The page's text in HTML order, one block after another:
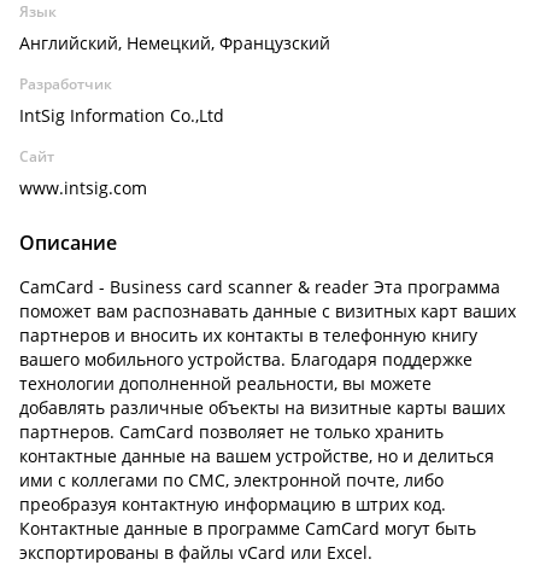
Язык
Английский, Немецкий, Французский
Разработчик
IntSig Information Co.,Ltd
Сайт
www.intsig.com
Описание
CamCard - Business card scanner & reader Эта программа
поможет вам распознавать данные с визитных карт ваших
партнеров и вносить их контакты в телефонную книгу
вашего мобильного устройства. Благодаря поддержке
технологии дополненной реальности, вы можете
добавлять различные объекты на визитные карты ваших
партнеров. CamCard позволяет не только хранить
контактные данные на вашем устройстве, но и делиться
ими с коллегами по СМС, электронной почте, либо
преобразуя контактную информацию в штрих код.
Контактные данные в программе CamCard могут быть
экспортированы в файлы vCard или Excel.